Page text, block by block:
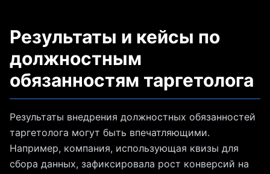
Результаты и кейсы по
должностным
обязанностям таргетолога
Результаты внедрения должностных обязанностей
таргетолога могут быть впечатляющими.
Например, компания, использующая квизы для
сбора данных, зафиксировала рост конверсий на